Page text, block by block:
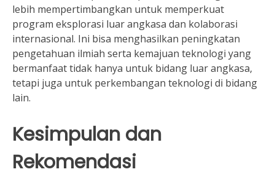
lebih mempertimbangkan untuk memperkuat
program eksplorasi luar angkasa dan kolaborasi
internasional. Ini bisa menghasilkan peningkatan
pengetahuan ilmiah serta kemajuan teknologi yang
bermanfaat tidak hanya untuk bidang luar angkasa,
tetapi juga untuk perkembangan teknologi di bidang
lain.
Kesimpulan dan
Rekomendasi